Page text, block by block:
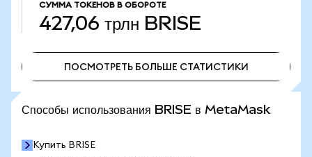
СУММА ТОКЕНОВ В ОБОРОТЕ
427,06 трлн BRISE
ПОСМОТРЕТЬ БОЛЬШЕ СТАТИСТИКИ
Способы использования BRISE в MetaMask
Купить BRISE